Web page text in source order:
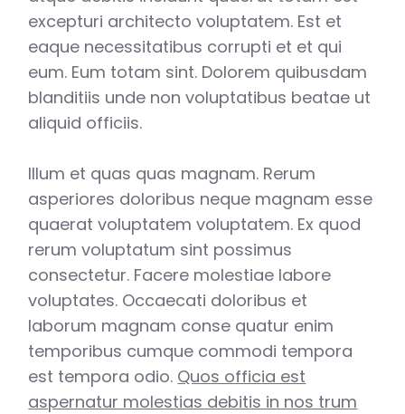
excepturi architecto voluptatem. Est et
eaque necessitatibus corrupti et et qui
eum. Eum totam sint. Dolorem quibusdam
blanditiis unde non voluptatibus beatae ut
aliquid officiis.
Illum et quas quas magnam. Rerum
asperiores doloribus neque magnam esse
quaerat voluptatem voluptatem. Ex quod
rerum voluptatum sint possimus
consectetur. Facere molestiae labore
voluptates. Occaecati doloribus et
laborum magnam conse quatur enim
temporibus cumque commodi tempora
est tempora odio. Quos officia est
aspernatur molestias debitis in nos trum